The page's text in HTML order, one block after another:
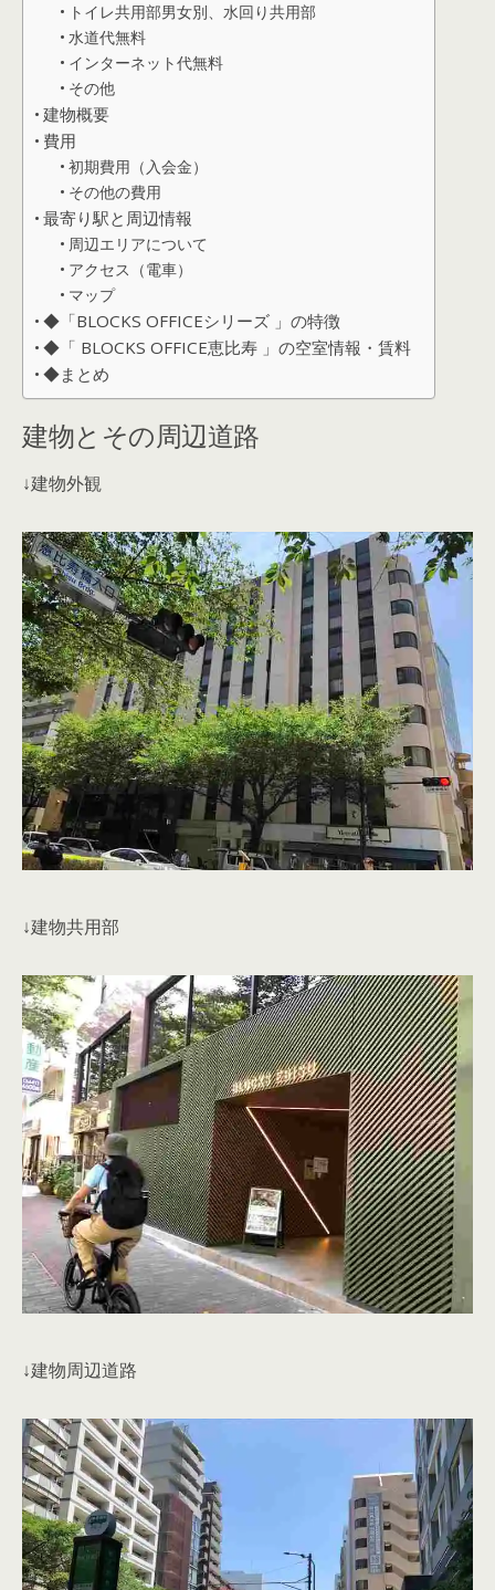
トイレ共用部男女別、水回り共用部
水道代無料
インターネット代無料
その他
建物概要
費用
初期費用（入会金）
その他の費用
最寄り駅と周辺情報
周辺エリアについて
アクセス（電車）
マップ
◆「BLOCKS OFFICEシリーズ 」の特徴
◆「 BLOCKS OFFICE恵比寿 」の空室情報・賃料
◆まとめ
建物とその周辺道路
↓建物外観
↓建物共用部
↓建物周辺道路